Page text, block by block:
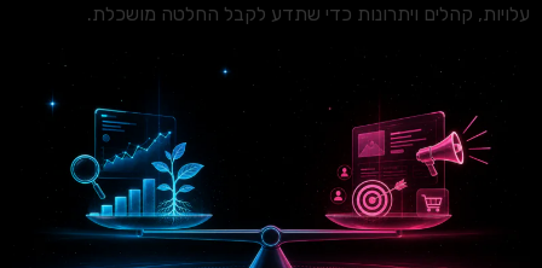
עלויות, קהלים ויתרונות כדי שתדע לקבל החלטה מושכלת.